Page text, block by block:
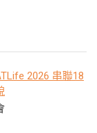
2026 串聯18